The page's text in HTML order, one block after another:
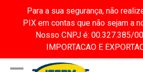
Para a sua segurança, não
PIX em contas que não sejam a
Nosso CNPJ é: 00.327.385/
IMPORTACAO E